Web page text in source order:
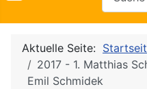
Aktuelle Seite:
2017 - 1. Matthias
Emil Schmidek